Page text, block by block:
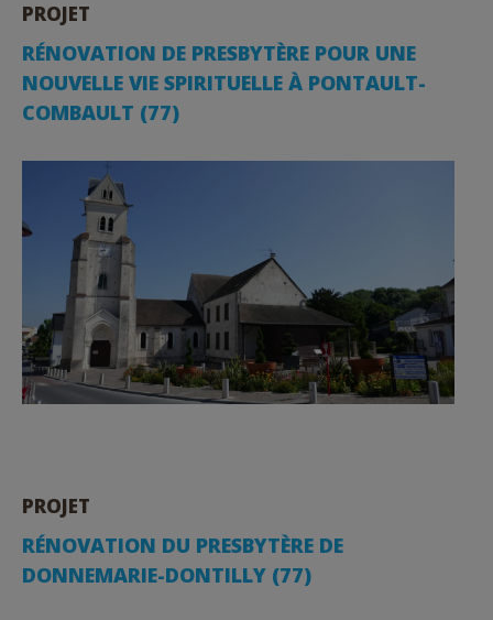
PROJET
RÉNOVATION DE PRESBYTÈRE POUR UNE
NOUVELLE VIE SPIRITUELLE À PONTAULT-
COMBAULT (77)
PROJET
RÉNOVATION DU PRESBYTÈRE DE
DONNEMARIE-DONTILLY (77)